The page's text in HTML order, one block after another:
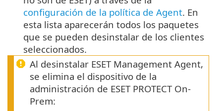
configuración de la política de Agent. En
esta lista aparecerán todos los paquetes
que se pueden desinstalar de los clientes
seleccionados.
Al desinstalar ESET Management Agent,
se elimina el dispositivo de la
administración de ESET PROTECT On-
Prem: